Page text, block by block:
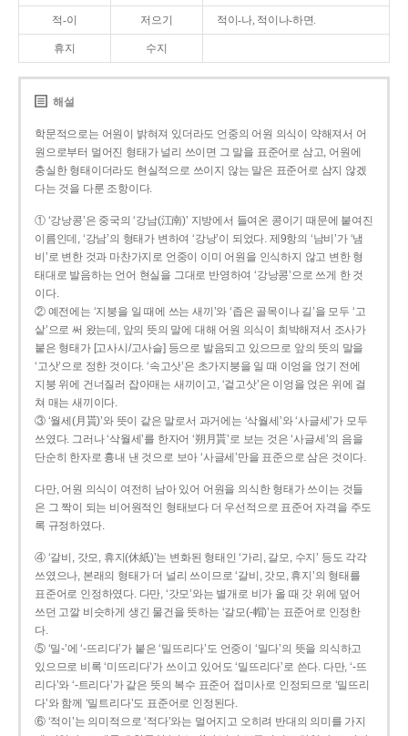
적-이 저으기 적이-나, 적이나-하면.
휴지 수지
해설
학문적으로는 어원이 밝혀져 있더라도 언중의 어원 의식이 약해져서 어
원으로부터 멀어진 형태가 널리 쓰이면 그 말을 표준어로 삼고, 어원에
충실한 형태이더라도 현실적으로 쓰이지 않는 말은 표준어로 삼지 않겠
다는 것을 다룬 조항이다.
① ‘강낭콩’은 중국의 ‘강남(江南)’ 지방에서 들여온 콩이기 때문에 붙여진
이름인데, ‘강남’의 형태가 변하여 ‘강낭’이 되었다. 제9항의 ‘남비’가 ‘냄
비’로 변한 것과 마찬가지로 언중이 이미 어원을 인식하지 않고 변한 형
태대로 발음하는 언어 현실을 그대로 반영하여 ‘강낭콩’으로 쓰게 한 것
이다.
② 예전에는 ‘지붕을 일 때에 쓰는 새끼’와 ‘좁은 골목이나 길’을 모두 ‘고
샅’으로 써 왔는데, 앞의 뜻의 말에 대해 어원 의식이 희박해져서 조사가
붙은 형태가 [고사시/고사슬] 등으로 발음되고 있으므로 앞의 뜻의 말을
‘고삿’으로 정한 것이다. ‘속고삿’은 초가지붕을 일 때 이엉을 얹기 전에
지붕 위에 건너질러 잡아매는 새끼이고, ‘겉고삿’은 이엉을 얹은 위에 걸
쳐 매는 새끼이다.
③ ‘월세(月貰)’와 뜻이 같은 말로서 과거에는 ‘삭월세’와 ‘사글세’가 모두
쓰였다. 그러나 ‘삭월세’를 한자어 ‘朔月貰’로 보는 것은 ‘사글세’의 음을
단순히 한자로 흉내 낸 것으로 보아 ‘사글세’만을 표준으로 삼은 것이다.
다만, 어원 의식이 여전히 남아 있어 어원을 의식한 형태가 쓰이는 것들
은 그 짝이 되는 비어원적인 형태보다 더 우선적으로 표준어 자격을 주도
록 규정하였다.
④ ‘갈비, 갓모, 휴지(休紙)’는 변화된 형태인 ‘가리, 갈모, 수지’ 등도 각각
쓰였으나, 본래의 형태가 더 널리 쓰이므로 ‘갈비, 갓모, 휴지’의 형태를
표준어로 인정하였다. 다만, ‘갓모’와는 별개로 비가 올 때 갓 위에 덮어
쓰던 고깔 비슷하게 생긴 물건을 뜻하는 ‘갈모(-帽)’는 표준어로 인정한
다.
⑤ ‘밀-’에 ‘-뜨리다’가 붙은 ‘밀뜨리다’도 언중이 ‘밀다’의 뜻을 의식하고
있으므로 비록 ‘미뜨리다’가 쓰이고 있어도 ‘밀뜨리다’로 쓴다. 다만, ‘-뜨
리다’와 ‘-트리다’가 같은 뜻의 복수 표준어 접미사로 인정되므로 ‘밀뜨리
다’와 함께 ‘밀트리다’도 표준어로 인정된다.
⑥ ‘적이’는 의미적으로 ‘적다’와는 멀어지고 오히려 반대의 의미를 가지